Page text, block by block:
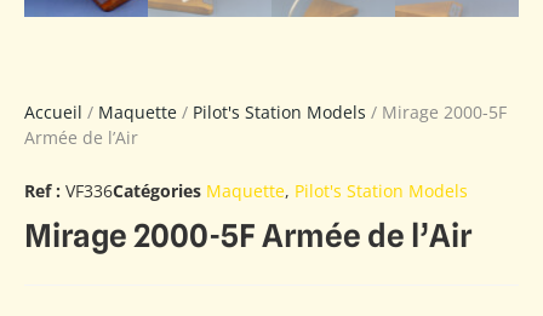
Accueil / Maquette / Pilot's Station Models / Mirage 2000-5F
Armée de l’Air
Ref : VF336Catégories Maquette, Pilot's Station Models
Mirage 2000-5F Armée de l’Air